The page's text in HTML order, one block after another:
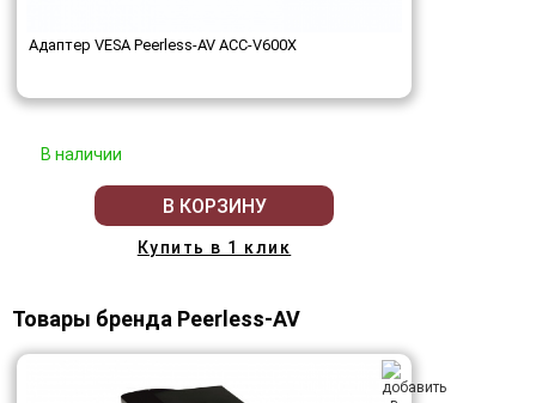
Адаптер VESA Peerless-AV ACC-V600X
В наличии
В КОРЗИНУ
Купить в 1 клик
Товары бренда Peerless-AV